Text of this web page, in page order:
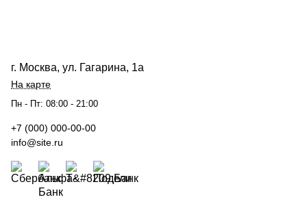
г. Москва, ул. Гагарина, 1а
На карте
Пн - Пт: 08:00 - 21:00
+7 (000) 000-00-00
info@site.ru